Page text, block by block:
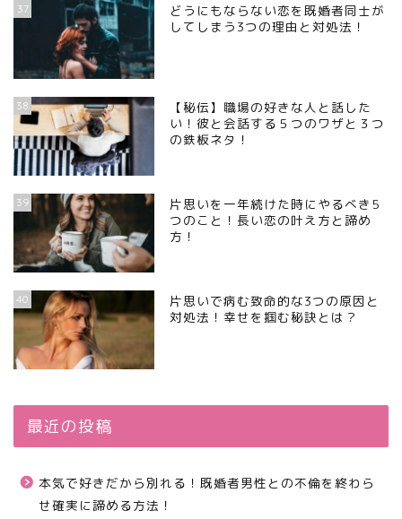
37
どうにもならない恋を既婚者同士が
してしまう3つの理由と対処法！
38
【秘伝】職場の好きな人と話した
い！彼と会話する５つのワザと３つ
の鉄板ネタ！
39
片思いを一年続けた時にやるべき5
つのこと！長い恋の叶え方と諦め
方！
40
片思いで病む致命的な3つの原因と
対処法！幸せを掴む秘訣とは？
最近の投稿
本気で好きだから別れる！既婚者男性との不倫を終わら
せ確実に諦める方法！